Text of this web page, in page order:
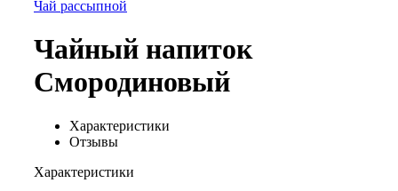
Чай рассыпной
Чайный напиток
Смородиновый
Характеристики
Отзывы
Характеристики